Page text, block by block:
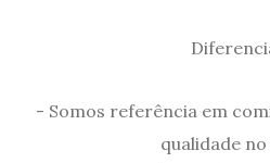
- Somos referência em
qualidade